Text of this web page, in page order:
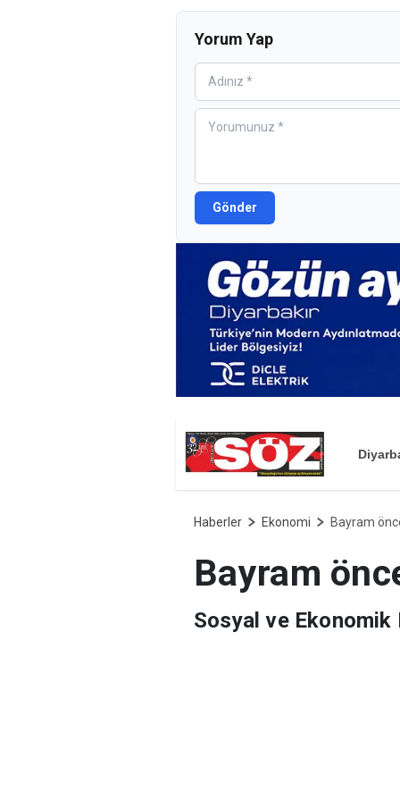
Yorum Yap
Gönder
Haberler Ekonomi Bayram
Bayram
Sosyal ve